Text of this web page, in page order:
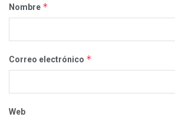
Nombre *
Correo electrónico *
Web